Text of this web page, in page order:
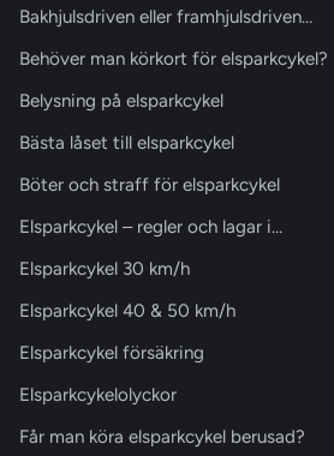
Bakhjulsdriven eller framhjulsdriven…
Behöver man körkort för elsparkcykel?
Belysning på elsparkcykel
Bästa låset till elsparkcykel
Böter och straff för elsparkcykel
Elsparkcykel – regler och lagar i…
Elsparkcykel 30 km/h
Elsparkcykel 40 & 50 km/h
Elsparkcykel försäkring
Elsparkcykelolyckor
Får man köra elsparkcykel berusad?